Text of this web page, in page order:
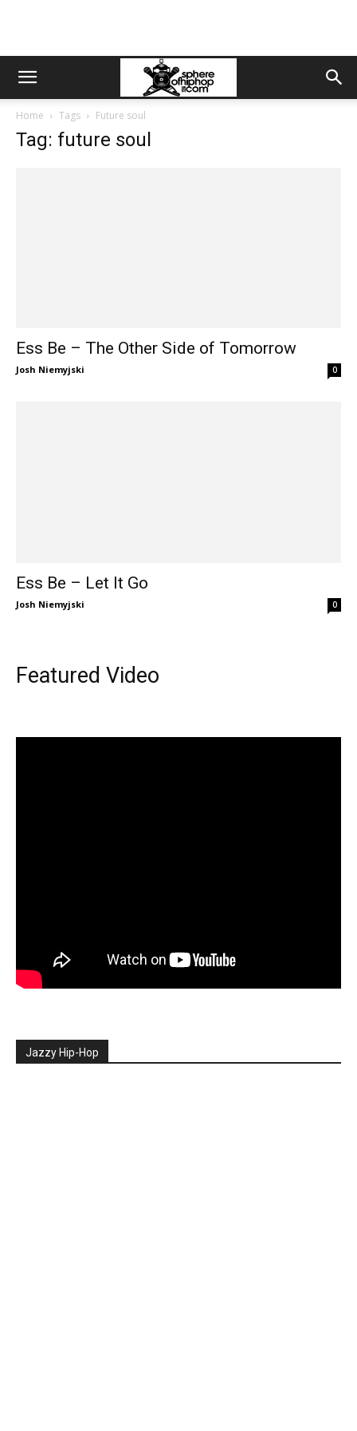
Home Tags Future soul
Tag: future soul
Ess Be – The Other Side of Tomorrow
Josh Niemyjski 0
Ess Be – Let It Go
Josh Niemyjski 0
Featured Video
Jazzy Hip-Hop